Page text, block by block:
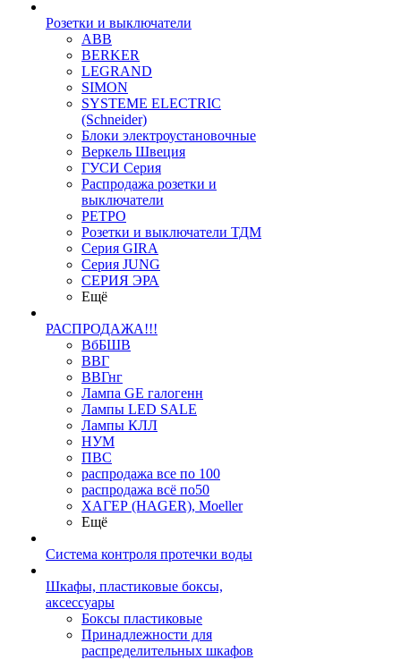
Розетки и выключатели
ABB
BERKER
LEGRAND
SIMON
SYSTEME ELECTRIC
(Schneider)
Блоки электроустановочные
Веркель Швеция
ГУСИ Серия
Распродажа розетки и
выключатели
РЕТРО
Розетки и выключатели ТДМ
Серия GIRA
Серия JUNG
СЕРИЯ ЭРА
Ещё
РАСПРОДАЖА!!!
ВбБШВ
ВВГ
ВВГнг
Лампа GE галогенн
Лампы LED SALE
Лампы КЛЛ
НУМ
ПВС
распродажа все по 100
распродажа всё по50
ХАГЕР (HAGER), Moeller
Ещё
Система контроля протечки воды
Шкафы, пластиковые боксы,
аксессуары
Боксы пластиковые
Принадлежности для
распределительных шкафов